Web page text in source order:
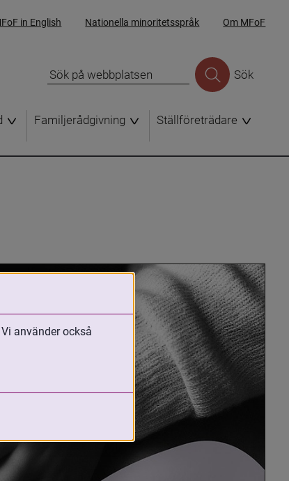
in English Nationella minoritetsspråk Om MFoF
Sök
Familjerådgivning Ställföreträdare
använder också